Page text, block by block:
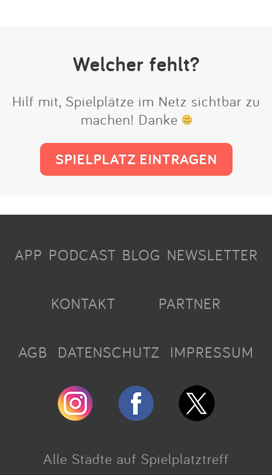
Welcher fehlt?
Hilf mit, Spielplätze im Netz sichtbar zu
machen! Danke
SPIELPLATZ EINTRAGEN
APP PODCAST BLOG NEWSLETTER
KONTAKT PARTNER
AGB DATENSCHUTZ IMPRESSUM
Alle Städte auf Spielplatztreff